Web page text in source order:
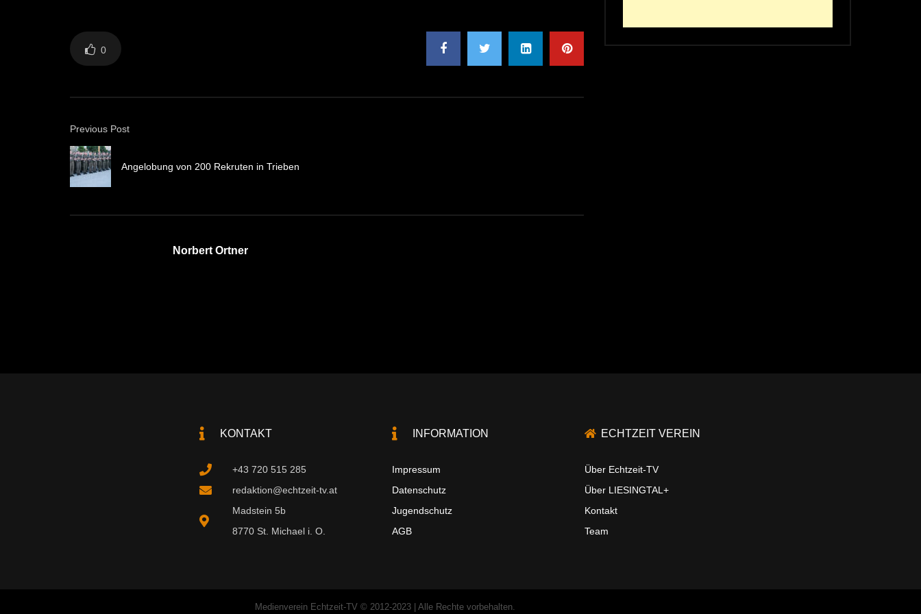
0
Previous Post
Angelobung von 200 Rekruten in Trieben
Norbert Ortner
KONTAKT
+43 720 515 285
redaktion@echtzeit-tv.at
Madstein 5b
8770 St. Michael i. O.
INFORMATION
Impressum
Datenschutz
Jugendschutz
AGB
ECHTZEIT VEREIN
Über Echtzeit-TV
Über LIESINGTAL+
Kontakt
Team
Medienverein Echtzeit-TV © 2012-2023 | Alle Rechte vorbehalten.